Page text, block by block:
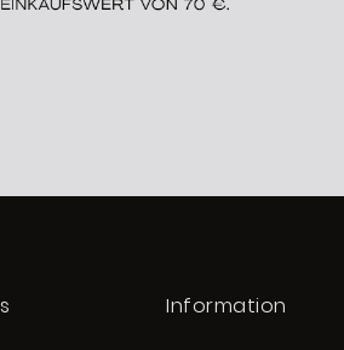
Information